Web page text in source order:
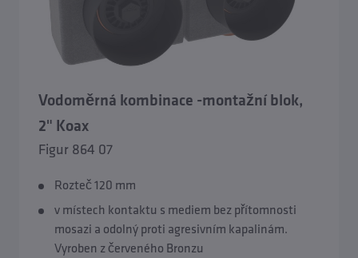
Vodoměrná kombinace -montažní blok,
2" Koax
Figur 864 07
Rozteč 120 mm
v místech kontaktu s mediem bez přítomnosti
mosazi a odolný proti agresivním kapalinám.
Vyroben z červeného Bronzu